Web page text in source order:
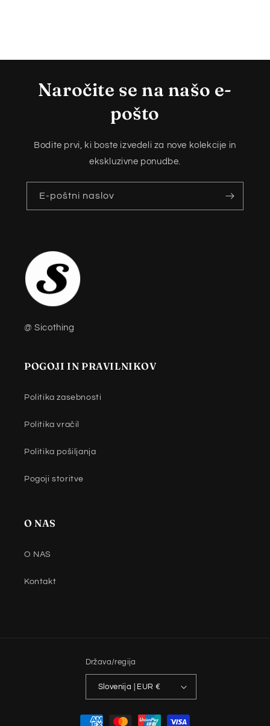
Naročite se na našo e-
pošto
Bodite prvi, ki boste izvedeli za nove kolekcije in
ekskluzivne ponudbe.
E-poštni naslov
@ Sicothing
POGOJI IN PRAVILNIKOV
Politika zasebnosti
Politika vračil
Politika pošiljanja
Pogoji storitve
O NAS
O NAS
Kontakt
Država/regija
Slovenija | EUR €
Načini